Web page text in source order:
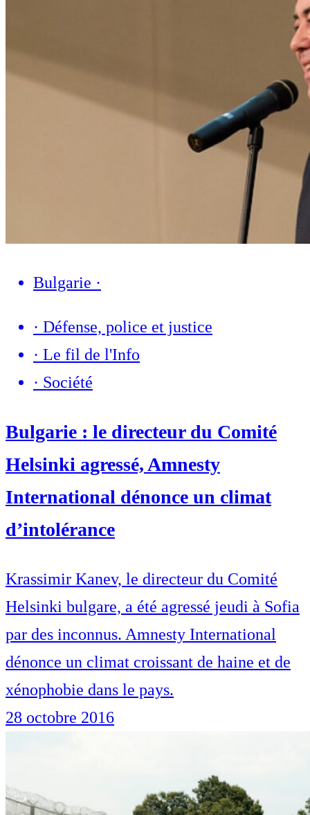
Bulgarie ·
· Défense, police et justice
· Le fil de l'Info
· Société
Bulgarie : le directeur du Comité
Helsinki agressé, Amnesty
International dénonce un climat
d’intolérance
Krassimir Kanev, le directeur du Comité
Helsinki bulgare, a été agressé jeudi à Sofia
par des inconnus. Amnesty International
dénonce un climat croissant de haine et de
xénophobie dans le pays.
28 octobre 2016